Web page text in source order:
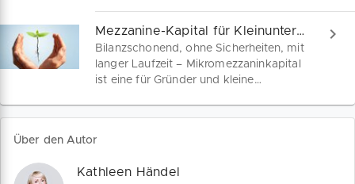
Betriebsmittel – auch ohne Eigenkapital
und mit wenigen Sicherheiten stehen
deine Chancen gut. Geeignet für
Kleinunternehmen, Solos oder
Freiberufler!
Mezzanine-Kapital für Kleinunternehmen erklärt
Bilanzschonend, ohne Sicherheiten, mit
langer Laufzeit – Mikromezzaninkapital
ist eine für Gründer und kleine
Über den Autor
Kathleen Händel